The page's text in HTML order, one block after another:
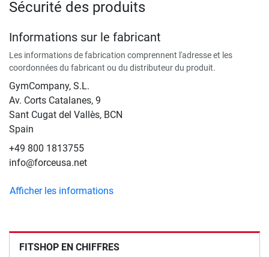
Sécurité des produits
Informations sur le fabricant
Les informations de fabrication comprennent l'adresse et les
coordonnées du fabricant ou du distributeur du produit.
GymCompany, S.L.
Av. Corts Catalanes, 9
Sant Cugat del Vallès, BCN
Spain
+49 800 1813755
info@forceusa.net
Afficher les informations
FITSHOP EN CHIFFRES